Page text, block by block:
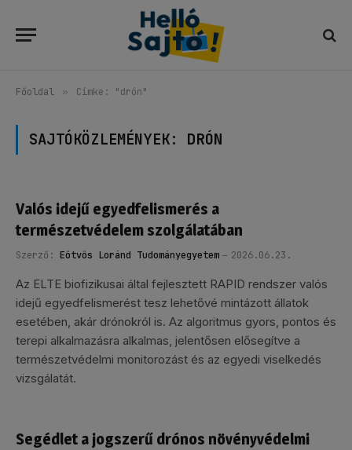
Főoldal » Címke: "drón"
SAJTÓKÖZLEMÉNYEK: DRÓN
Valós idejű egyedfelismerés a
természetvédelem szolgálatában
Szerző: Eötvös Loránd Tudományegyetem 2026.06.23.
Az ELTE biofizikusai által fejlesztett RAPID rendszer valós
idejű egyedfelismerést tesz lehetővé mintázott állatok
esetében, akár drónokról is. Az algoritmus gyors, pontos és
terepi alkalmazásra alkalmas, jelentősen elősegítve a
természetvédelmi monitorozást és az egyedi viselkedés
vizsgálatát.
Segédlet a jogszerű drónos növényvédelmi